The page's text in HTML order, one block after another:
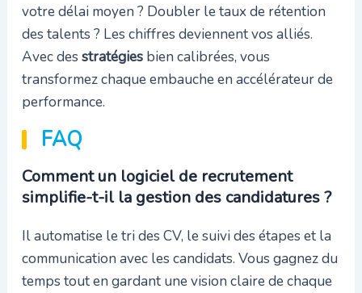
votre délai moyen ? Doubler le taux de rétention
des talents ? Les chiffres deviennent vos alliés.
Avec des stratégiesbien calibrées, vous
transformez chaque embauche en accélérateur de
performance.
FAQ
Comment un logiciel de recrutement
simplifie-t-il la gestion des candidatures ?
Il automatise le tri des CV, le suivi des étapes et la
communication avec les candidats. Vous gagnez du
temps tout en gardant une vision claire de chaque